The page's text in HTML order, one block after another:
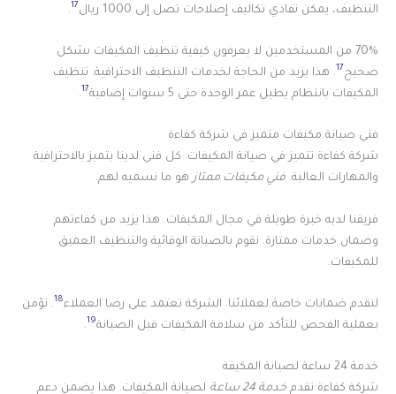
التنظيف، يمكن تفادي تكاليف إصلاحات تصل إلى 1000 ريال
17
.
70% من المستخدمين لا يعرفون كيفية تنظيف المكيفات بشكل
صحيح17 . هذا يزيد من الحاجة لخدمات التنظيف الاحترافية. تنظيف
المكيفات بانتظام يطيل عمر الوحدة حتى 5 سنوات إضافية
17
.
فني صيانة مكيفات متميز في شركة كفاءة
شركة كفاءة تتميز في صيانة المكيفات. كل فني لدينا يتميز بالاحترافية
والمهارات العالية. فني مكيفات ممتازهو ما نسميه لهم.
فريقنا لديه خبرة طويلة في مجال المكيفات. هذا يزيد من كفاءتهم
وضمان خدمات ممتازة. نقوم بالصيانة الوقائية والتنظيف العميق
للمكيفات.
لنقدم ضمانات خاصة لعملائنا. الشركة تعتمد على رضا العملاء18 . نؤمن
بعملية الفحص للتأكد من سلامة المكيفات قبل الصيانة19
.
خدمة 24 ساعة لصيانة المكيفة
شركة كفاءة تقدم خدمة 24 ساعة لصيانة المكيفات. هذا يضمن دعم